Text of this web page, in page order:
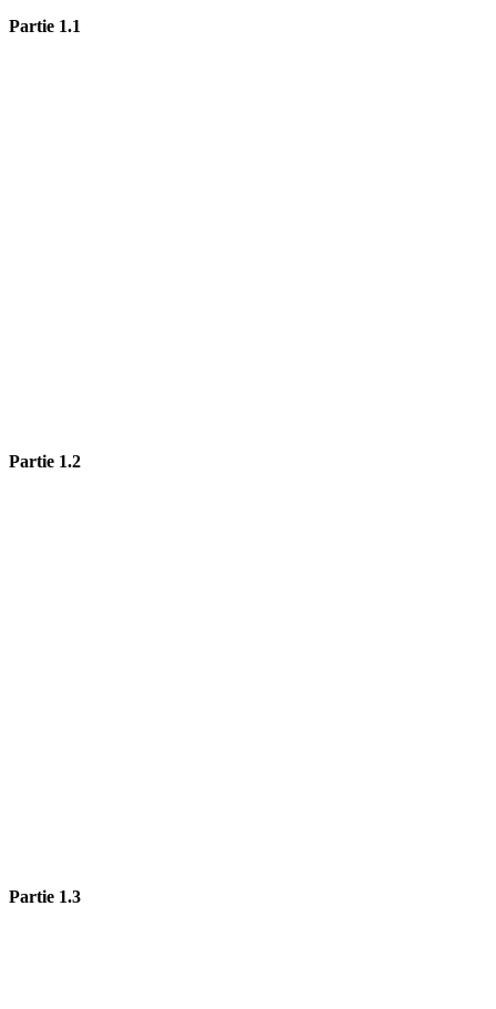
Partie 1.1
Partie 1.2
Partie 1.3